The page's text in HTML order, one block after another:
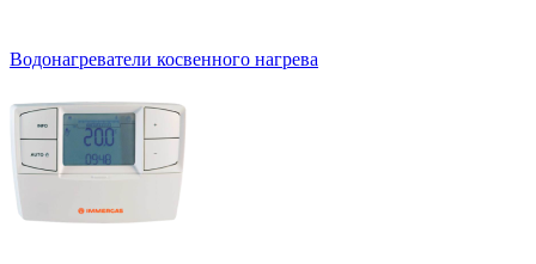
Водонагреватели косвенного нагрева